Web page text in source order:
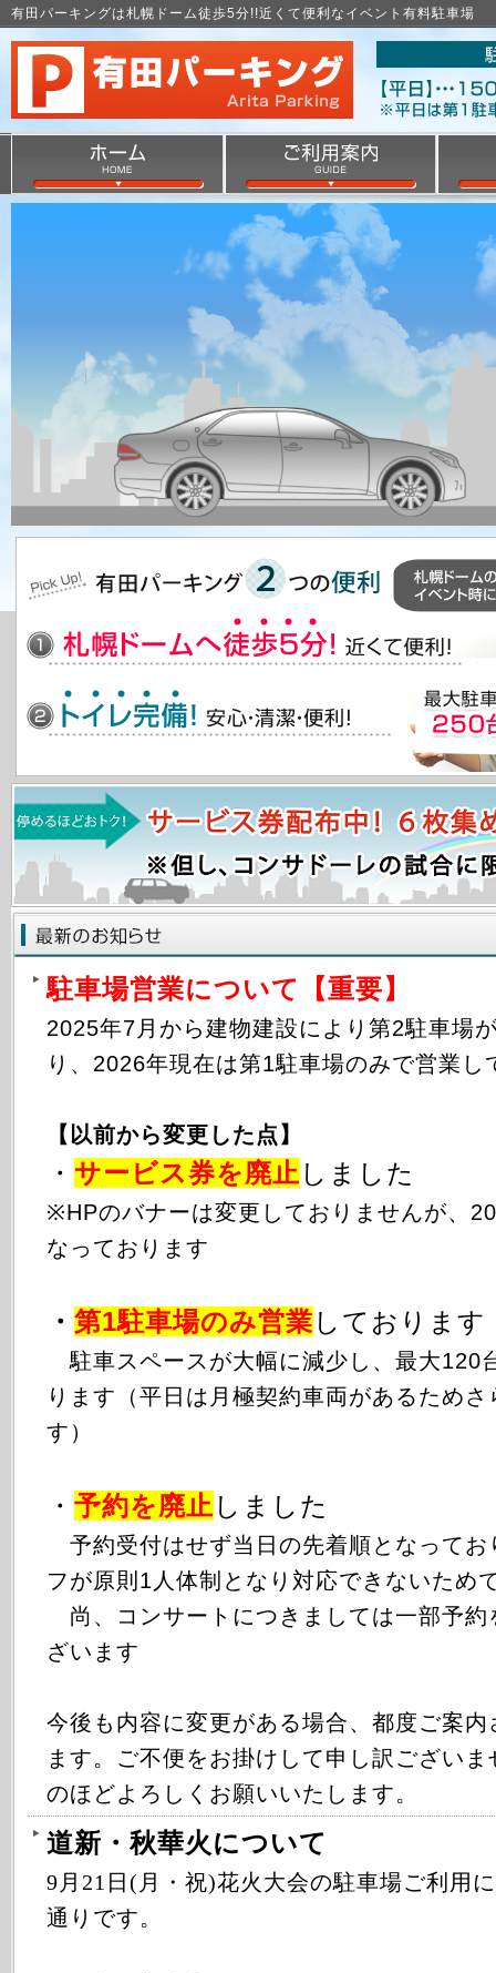
有田パーキングは札幌ドーム徒歩5分!!近くて便利なイベント有料駐車場
駐車場営業について【重要】
2025年7月から建物建設により第2駐車場
り、2026年現在は第1駐車場のみで営業し
【以前から変更した点】
・ サービス券を廃止 しました
※HPのバナーは変更しておりませんが、
なっております
・ 第1駐車場のみ営業 しております
駐車スペースが大幅に減少し、最大120
ります（平日は月極契約車両があるため
す）
・ 予約を廃止 しました
予約受付はせず当日の先着順となってお
フが原則1人体制となり対応できないため
尚、コンサートにつきましては一部予約
ざいます
今後も内容に変更がある場合、都度ご案
ます。ご不便をお掛けして申し訳ござい
のほどよろしくお願いいたします。
道新・秋華火について
9月21日(月・祝)花火大会の駐車場ご利用
通りです。